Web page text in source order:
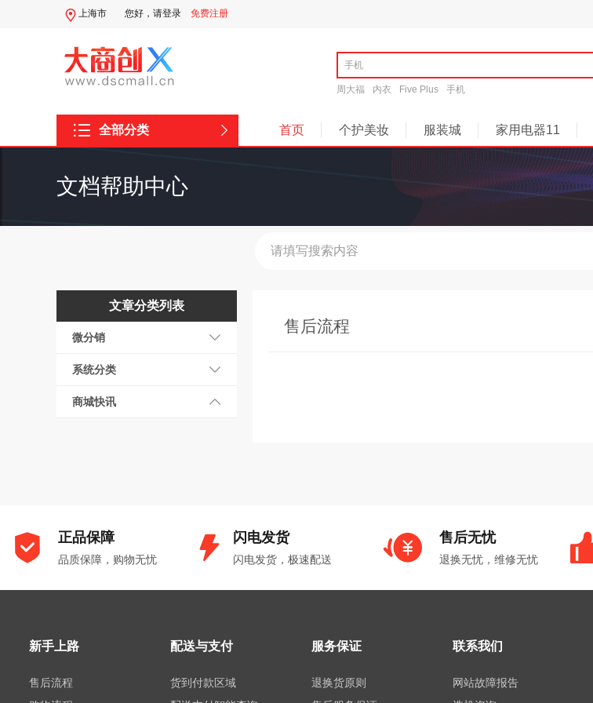
上海市 您好， 请登录 免费注册
周大福 内衣 Five Plus 手机
全部分类 首页 个护美妆 服装城 家用电器11
文档帮助中心
文章分类列表
微分销
系统分类
商城快讯
售后流程
正品保障
品质保障，购物无忧
闪电发货
闪电发货，极速配送
售后无忧
退换无忧，维修无忧
新手上路
售后流程
配送与支付
货到付款区域
服务保证
退换货原则
联系我们
网站故障报告